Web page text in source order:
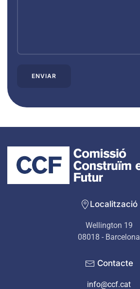
Localització
Wellington 19
08018 - Barcelona
Contacte
info@ccf.cat